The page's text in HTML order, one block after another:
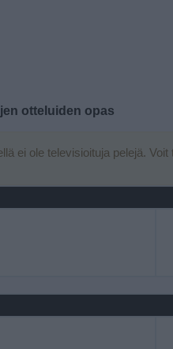
otteluiden opas
ei ole televisioituja pelejä.